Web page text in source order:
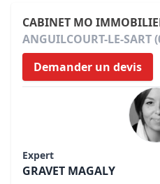
CABINET MO
ANGUILCOURT-LE-SART
Demander un devis
Expert
GRAVET MAGALY